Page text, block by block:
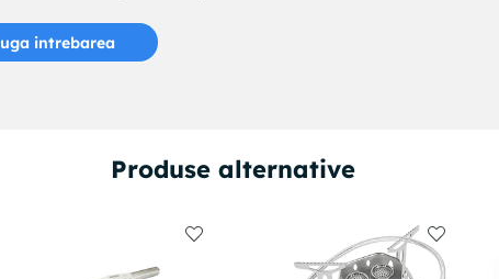
intrebarea
Produse alternative